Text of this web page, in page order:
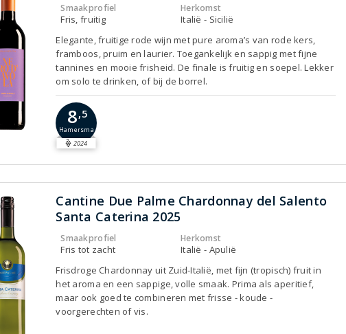
Smaakprofiel
Fris, fruitig
Herkomst
Italië - Sicilië
Elegante, fruitige rode wijn met pure aroma’s van rode kers,
framboos, pruim en laurier. Toegankelijk en sappig met fijne
tannines en mooie frisheid. De finale is fruitig en soepel. Lekker
om solo te drinken, of bij de borrel.
8,5
Hamersma
2024
Cantine Due Palme Chardonnay del Salento
Santa Caterina 2025
Smaakprofiel
Fris tot zacht
Herkomst
Italië - Apulië
Frisdroge Chardonnay uit Zuid-Italië, met fijn (tropisch) fruit in
het aroma en een sappige, volle smaak. Prima als aperitief,
maar ook goed te combineren met frisse - koude -
voorgerechten of vis.